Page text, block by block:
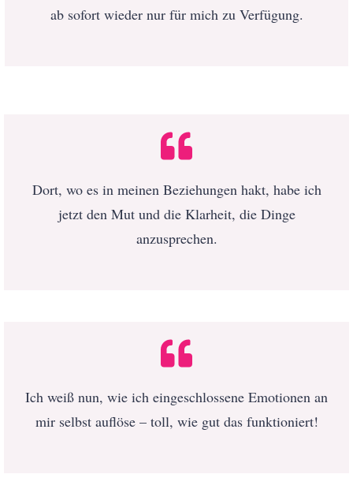
ab sofort wieder nur für mich zu Verfügung.
Dort, wo es in meinen Beziehungen hakt, habe ich
jetzt den Mut und die Klarheit, die Dinge
anzusprechen.
Ich weiß nun, wie ich eingeschlossene Emotionen an
mir selbst auflöse – toll, wie gut das funktioniert!